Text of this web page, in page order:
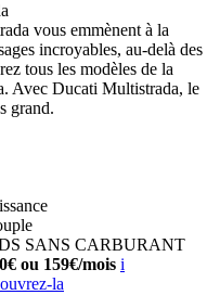
vous emmènent à la
incroyables, au-delà des
tous les modèles de la
Avec Ducati Multistrada, le
grand.
SANS CARBURANT
ou 159€/mois i
la